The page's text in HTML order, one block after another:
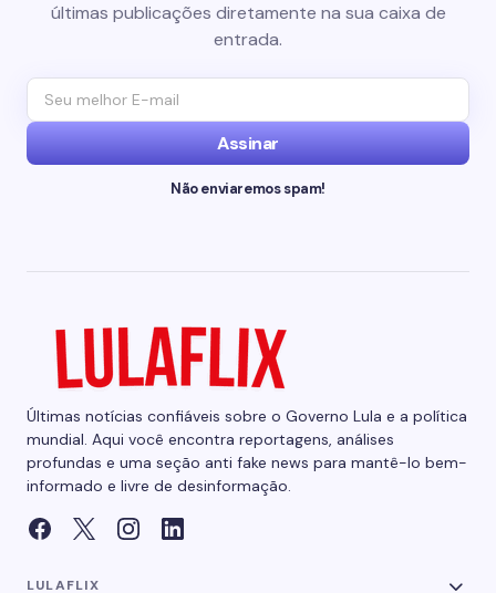
últimas publicações diretamente na sua caixa de
entrada.
Assinar
Não enviaremos spam!
Últimas notícias confiáveis sobre o Governo Lula e a política
mundial. Aqui você encontra reportagens, análises
profundas e uma seção anti fake news para mantê-lo bem-
informado e livre de desinformação.
LULAFLIX